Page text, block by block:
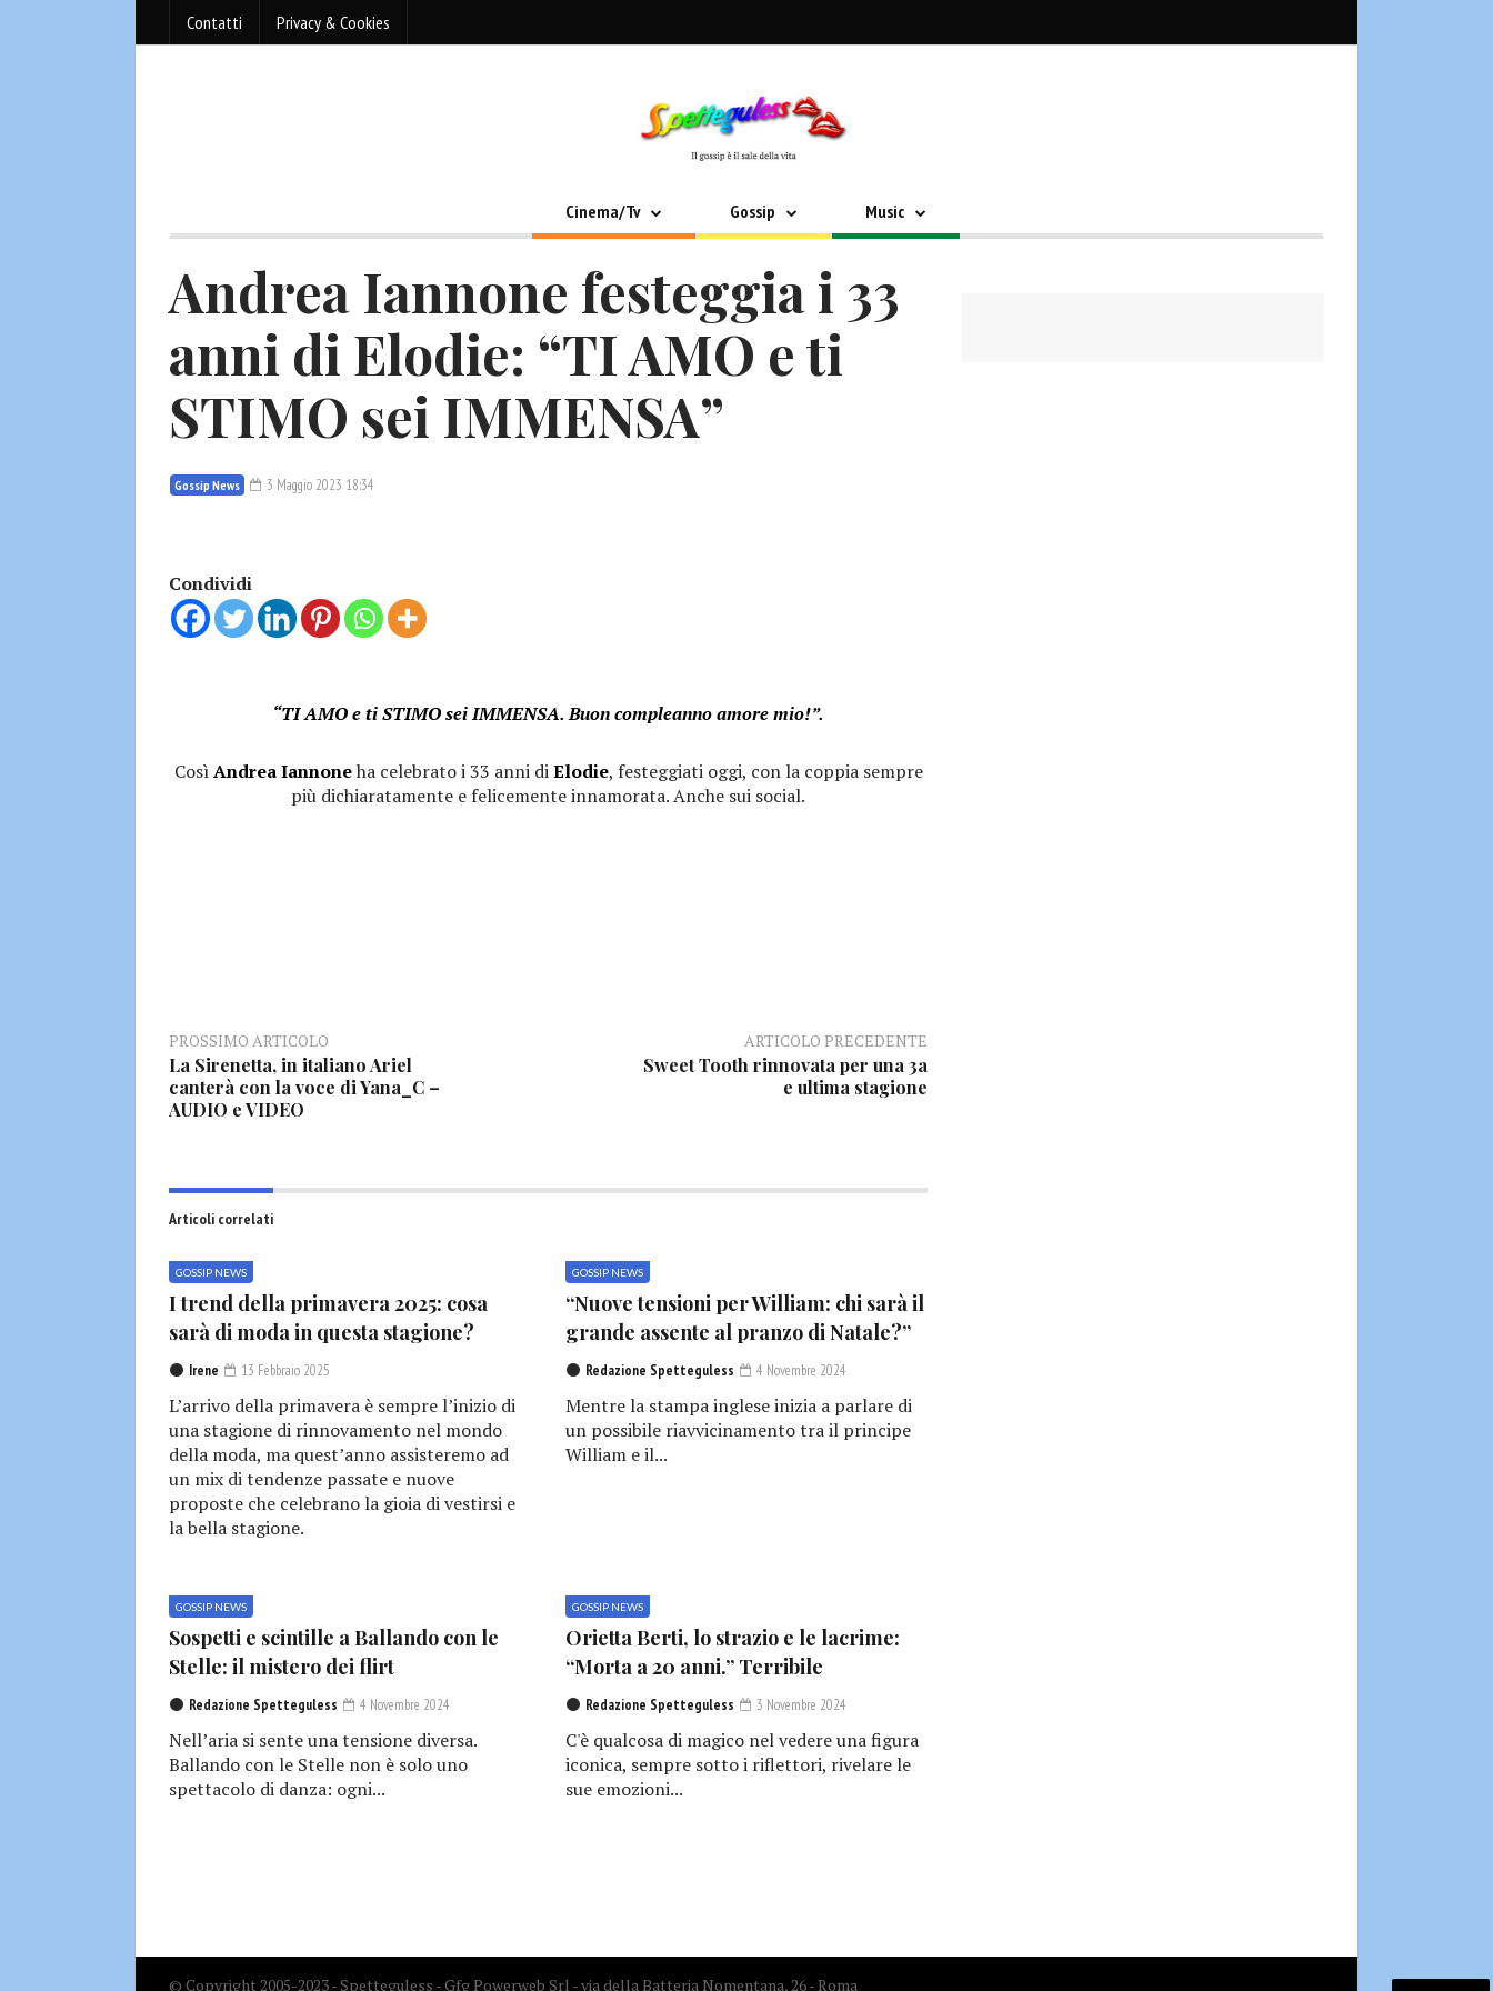
Contatti Privacy & Cookies
Cinema/Tv Gossip Music
Andrea Iannone festeggia i 33
anni di Elodie: “TI AMO e ti
STIMO sei IMMENSA”
Gossip News 3 Maggio 2023 18:34
Condividi
“TI AMO e ti STIMO sei IMMENSA. Buon compleanno amore mio!”.
CosìAndrea Iannoneha celebrato i 33 anni diElodie, festeggiati oggi, con la coppia sempre
più dichiaratamente e felicemente innamorata. Anche sui social.
PROSSIMO ARTICOLO
La Sirenetta, in italiano Ariel
canterà con la voce di Yana_C –
AUDIO e VIDEO
ARTICOLO PRECEDENTE
Sweet Tooth rinnovata per una 3a
e ultima stagione
Articoli correlati
GOSSIP NEWS
I trend della primavera 2025: cosa
sarà di moda in questa stagione?
Irene 13 Febbraio 2025
L’arrivo della primavera è sempre l’inizio di
una stagione di rinnovamento nel mondo
della moda, ma quest’anno assisteremo ad
un mix di tendenze passate e nuove
proposte che celebrano la gioia di vestirsi e
la bella stagione.
GOSSIP NEWS
“Nuove tensioni per William: chi sarà il
grande assente al pranzo di Natale?”
Redazione Spetteguless 4 Novembre 2024
Mentre la stampa inglese inizia a parlare di
un possibile riavvicinamento tra il principe
William e il...
GOSSIP NEWS
Sospetti e scintille a Ballando con le
Stelle: il mistero dei flirt
Redazione Spetteguless 4 Novembre 2024
Nell’aria si sente una tensione diversa.
Ballando con le Stelle non è solo uno
spettacolo di danza: ogni...
GOSSIP NEWS
Orietta Berti, lo strazio e le lacrime:
“Morta a 20 anni.” Terribile
Redazione Spetteguless 3 Novembre 2024
C'è qualcosa di magico nel vedere una figura
iconica, sempre sotto i riflettori, rivelare le
sue emozioni...
© Copyright 2005-2023 - Spetteguless - Gfg Powerweb Srl - via della Batteria Nomentana, 26 - Roma